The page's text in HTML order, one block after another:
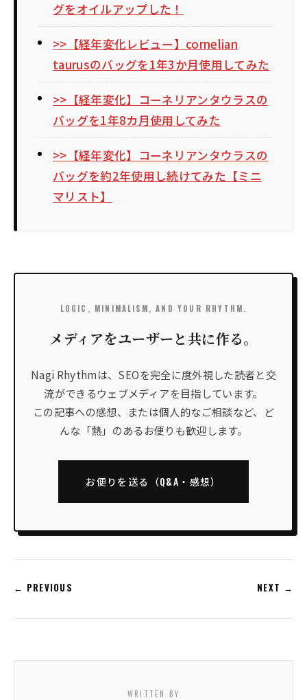
グをオイルアップした！
>>【経年変化レビュー】cornelian
taurusのバッグを1年3か月使用してみた
>>【経年変化】コーネリアンタウラスの
バッグを1年8カ月使用してみた
>>【経年変化】コーネリアンタウラスの
バッグを約2年使用し続けてみた【ミニ
マリスト】
LOGIC, MINIMALISM, AND YOUR RHYTHM.
メディアをユーザーと共に作る。
Nagi Rhythmは、SEOを完全に度外視した読者と交
流ができるウェブメディアを目指しています。
この記事への感想、または個人的なご相談など、ど
んな「熱」のあるお便りも歓迎します。
お便りを送る（Q&A・感想）
← PREVIOUS NEXT →
WRITTEN BY